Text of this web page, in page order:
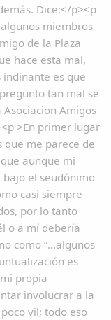
Dice:</p><p
miembros
de la Plaza
hace esta mal,
es que
tan mal se
Amigos
>En primer lugar
que me parece de
aunque mi
el seudónimo
casi siempre-
por lo tanto
o a mí debería
como “...algunos
es
propia
involucrar a la
vil; todo eso